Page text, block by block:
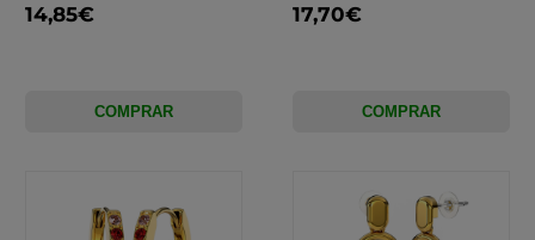
14,85€
COMPRAR
17,70€
COMPRAR